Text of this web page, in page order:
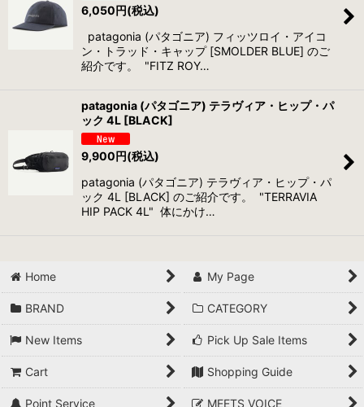
6,050円(税込)
patagonia (パタゴニア) フィッツロイ・アイコ
ン・トラッド・キャップ [SMOLDER BLUE] のご
紹介です。 "FITZ ROY…
patagonia (パタゴニア) テラヴィア・ヒップ・パ
ック 4L [BLACK]
9,900円(税込)
patagonia (パタゴニア) テラヴィア・ヒップ・パ
ック 4L [BLACK] のご紹介です。 "TERRAVIA
HIP PACK 4L" 体にかけ…
Home My Page
BRAND CATEGORY
New Items Pick Up Sale Items
Cart Shopping Guide
Point Service MEETS VOICE